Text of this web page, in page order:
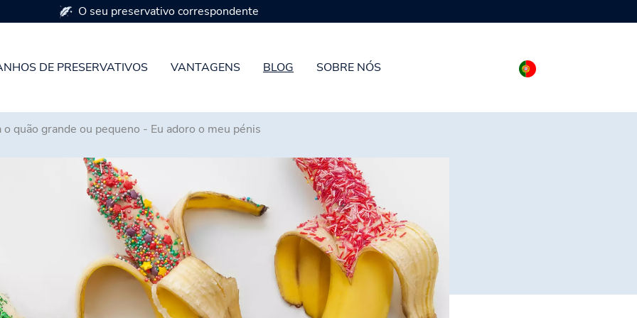
DE PRESERVATIVOS VANTAGENS BLOG SOBRE NÓS
Disponível em 7 tamanhos de preservativos
quão grande ou pequeno - Eu adoro o meu pénis